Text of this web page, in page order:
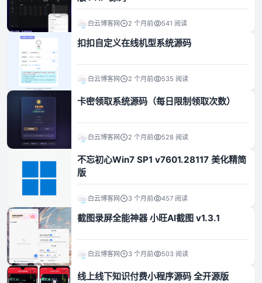
白云博客网 2 个月前 541 阅读
扣扣自定义在线机型系统源码
白云博客网 2 个月前 535 阅读
卡密领取系统源码（每日限制领取次数）
白云博客网 2 个月前 528 阅读
不忘初心Win7 SP1 v7601.28117 美化精简
版
白云博客网 3 个月前 457 阅读
截图录屏全能神器 小旺AI截图 v1.3.1
白云博客网 3 个月前 503 阅读
线上线下知识付费小程序源码 全开源版